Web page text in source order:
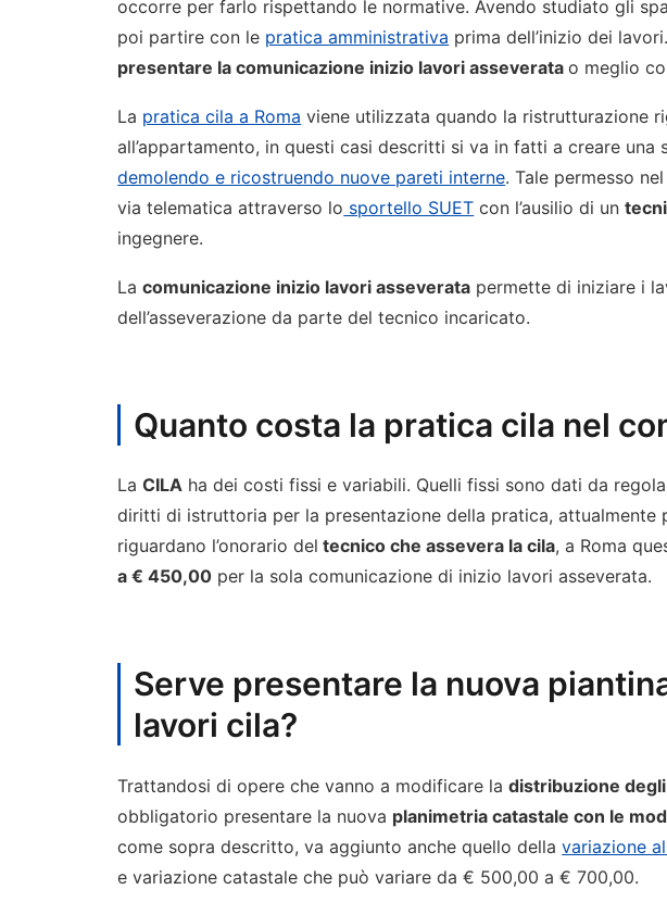
occorre per farlo rispettando le normative. Avendo studiato gli
poi partire con le pratica amministrativa prima dell’inizio dei
presentare la comunicazione inizio lavori asseveratao meglio
La pratica cila a Roma viene utilizzata quando la ristrutturazione
all’appartamento, in questi casi descritti si va in fatti a creare una
demolendo e ricostruendo nuove pareti interne. Tale permesso
via telematica attraverso lo sportello SUET con l’ausilio di un
ingegnere.
Lacomunicazione inizio lavori asseverata permette di iniziare i
dell’asseverazione da parte del tecnico incaricato.
Quanto costa la pratica cila nel
LaCILA ha dei costi fissi e variabili. Quelli fissi sono dati da
diritti di istruttoria per la presentazione della pratica, attualmente
riguardano l’onorario del tecnico che assevera la cila, a Roma
a € 450,00 per la sola comunicazione di inizio lavori asseverata.
Serve presentare la nuova
lavori cila?
Trattandosi di opere che vanno a modificare ladistribuzione
obbligatorio presentare la nuova planimetria catastale con le
come sopra descritto, va aggiunto anche quello dellavariazione
e variazione catastale che può variare da € 500,00 a € 700,00.